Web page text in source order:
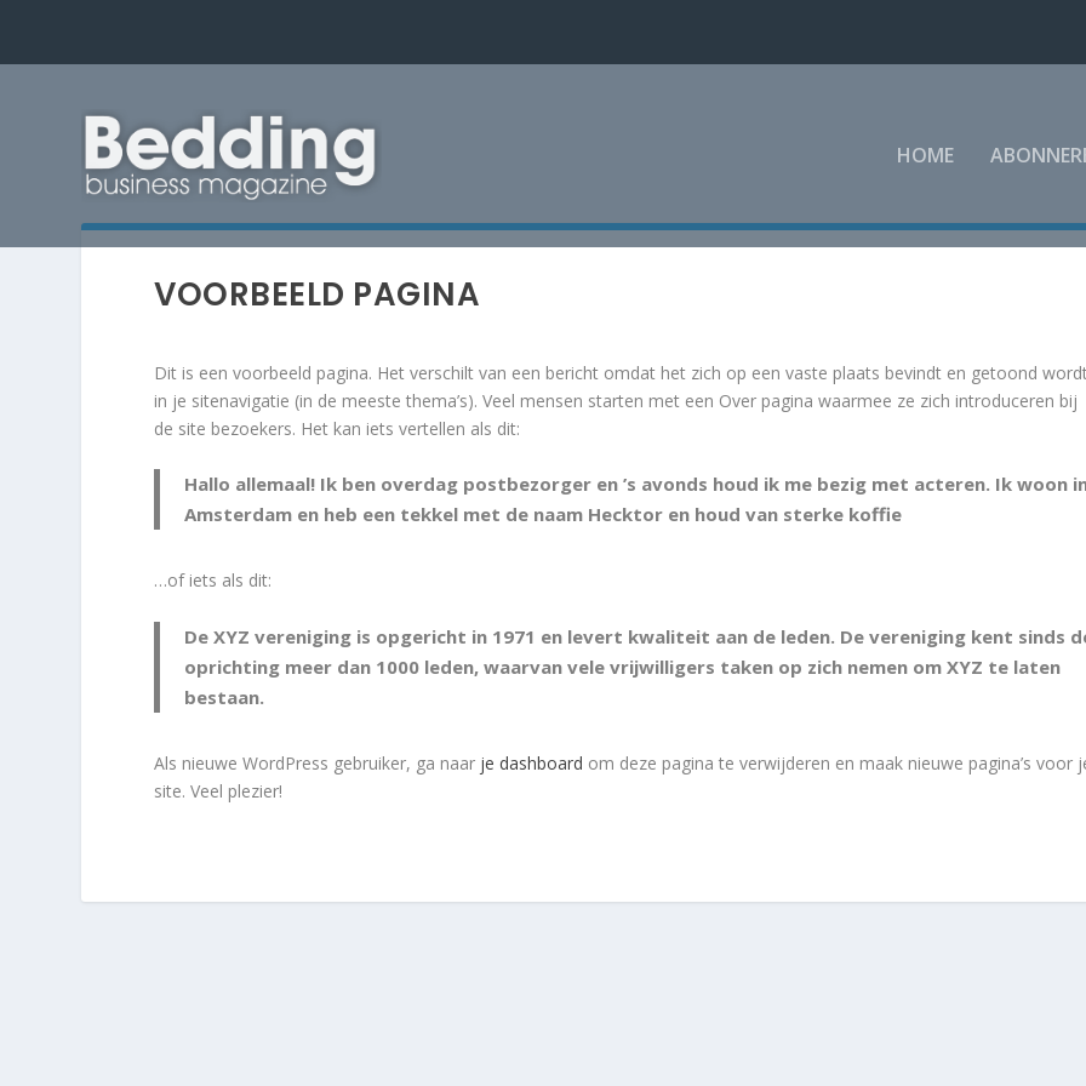
HOME
VOORBEELD PAGINA
Dit is een voorbeeld pagina. Het verschilt van een bericht omdat het zich op een vaste plaats bevindt en getoond
in je sitenavigatie (in de meeste thema’s). Veel mensen starten met een Over pagina waarmee ze zich introduceren bij
de site bezoekers. Het kan iets vertellen als dit:
Hallo allemaal! Ik ben overdag postbezorger en ’s avonds houd ik me bezig met acteren. Ik woon
Amsterdam en heb een tekkel met de naam Hecktor en houd van sterke koffie
…of iets als dit:
De XYZ vereniging is opgericht in 1971 en levert kwaliteit aan de leden. De vereniging kent sinds
oprichting meer dan 1000 leden, waarvan vele vrijwilligers taken op zich nemen om XYZ te laten
bestaan.
Als nieuwe WordPress gebruiker, ga naar je dashboard om deze pagina te verwijderen en maak nieuwe pagina’s voor
site. Veel plezier!